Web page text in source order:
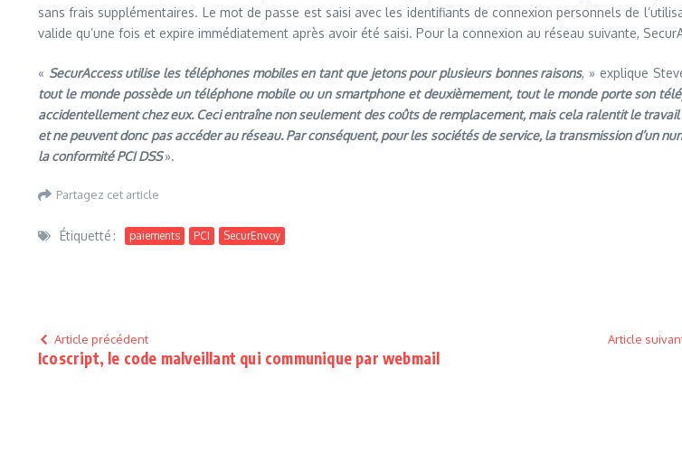
sans frais supplémentaires. Le mot de passe est saisi avec les identifiants de connexion personnels de
valide qu’une fois et expire immédiatement après avoir été saisi. Pour la connexion au réseau suivante,
« SecurAccess utilise les téléphones mobiles en tant que jetons pour plusieurs bonnes raisons, » explique
tout le monde possède un téléphone mobile ou un smartphone et deuxièmement, tout le monde porte son
accidentellement chez eux. Ceci entraîne non seulement des coûts de remplacement, mais cela ralentit le
et ne peuvent donc pas accéder au réseau. Par conséquent, pour les sociétés de service, la transmission d’un
la conformité PCI DSS ».
Partagez cet article
Étiquetté : paiements PCI SecurEnvoy
Article précédent
Icoscript, le code malveillant qui communique par webmail
Article